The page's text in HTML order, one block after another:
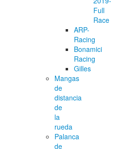
Full
Race
ARP-
Racing
Bonamici
Racing
Gilles
Mangas
de
distancia
de
la
rueda
Palanca
de